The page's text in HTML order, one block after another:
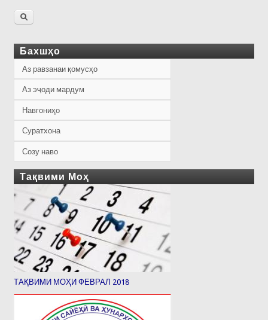
Бахшҳо
Аз равзанаи қомусҳо
Аз эҷоди мардум
Навгониҳо
Суратхона
Созу наво
Тақвими Моҳ
ТАҚВИМИ МОҲИ ФЕВРАЛ 2018